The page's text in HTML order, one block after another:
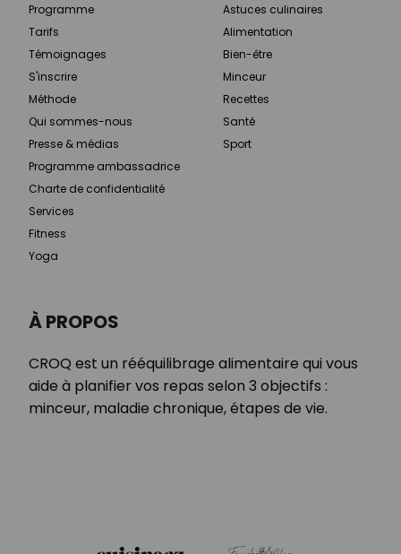
À PROPOS
CROQ est un rééquilibrage alimentaire qui vous
aide à planifier vos repas selon 3 objectifs :
minceur, maladie chronique, étapes de vie.
Programme
Tarifs
Témoignages
S'inscrire
Méthode
Qui sommes-nous
Presse & médias
Programme ambassadrice
Charte de confidentialité
Services
Fitness
Yoga
Astuces culinaires
Alimentation
Bien-être
Minceur
Recettes
Santé
Sport